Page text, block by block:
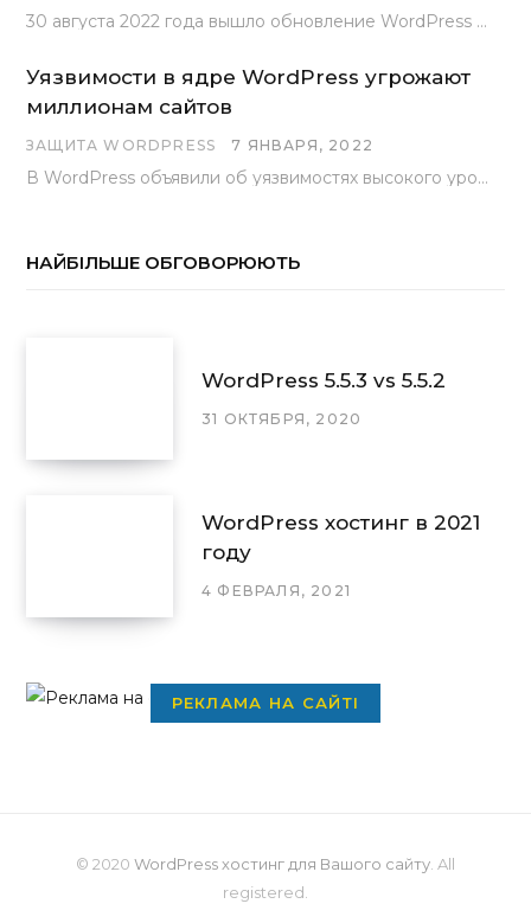
30 августа 2022 года вышло обновление WordPress под номером 6.0.2 . Эта версия доступна для скачивания с сайта wordpress.org…
Уязвимости в ядре WordPress угрожают
миллионам сайтов
ЗАЩИТА WORDPRESS 7 ЯНВАРЯ, 2022
В WordPress объявили об уязвимостях высокого уровня, найденных основной командой разработчиков. В сообщении говорится, что…
НАЙБІЛЬШЕ ОБГОВОРЮЮТЬ
WordPress 5.5.3 vs 5.5.2
31 ОКТЯБРЯ, 2020
WordPress хостинг в 2021
году
4 ФЕВРАЛЯ, 2021
РЕКЛАМА НА САЙТІ
© 2020 WordPress хостинг для Вашого сайту . All
registered.